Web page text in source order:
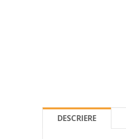
DESCRIERE